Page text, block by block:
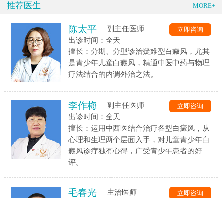
推荐医生 MORE+
陈太平
副主任医师
出诊时间：全天
擅长：分期、分型诊治疑难型白癜风，尤其
是青少年儿童白癜风，精通中医中药与物理
疗法结合的内调外治之法。
立即咨询
李作梅
副主任医师
出诊时间：全天
擅长：运用中西医结合治疗各型白癜风，从
心理和生理两个层面入手，对儿童青少年白
癜风诊疗独有心得，广受青少年患者的好
评。
立即咨询
毛春光
主治医师
立即咨询